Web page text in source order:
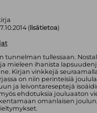
(lisätietoa)
tunnelman tullessaan.
mieleen ihanista
Kirjan vinkkejä
on niin perinteisiä
ja leivontareseptejä
ehdotuksia jouluaaton
omanlaisen